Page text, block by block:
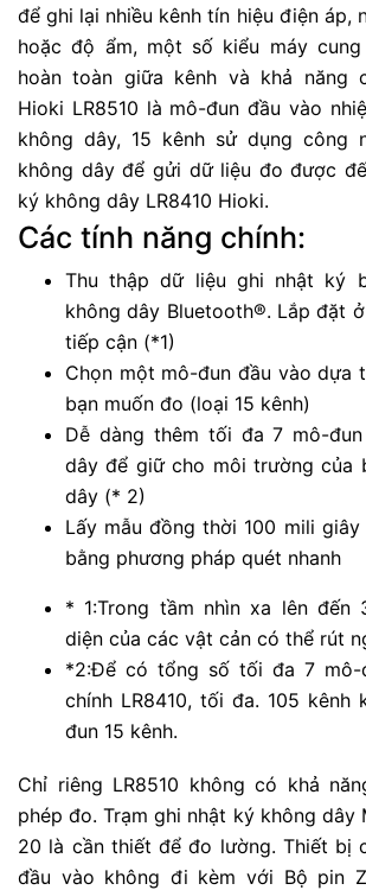
để ghi lại nhiều kênh tín hiệu điện áp,
hoặc độ ẩm, một số kiểu máy
hoàn toàn giữa kênh và khả năng
Hioki LR8510 là mô-đun đầu vào
không dây, 15 kênh sử dụng công
không dây để gửi dữ liệu đo được
ký không dây LR8410 Hioki.
Các tính năng chính:
Thu thập dữ liệu ghi nhật ký
không dây Bluetooth®. Lắp đặt
tiếp cận (*1)
Chọn một mô-đun đầu vào dựa
bạn muốn đo (loại 15 kênh)
Dễ dàng thêm tối đa 7 mô-
dây để giữ cho môi trường của
dây (* 2)
Lấy mẫu đồng thời 100 mili
bằng phương pháp quét nhanh
* 1:Trong tầm nhìn xa lên đến
diện của các vật cản có thể rút
*2:Để có tổng số tối đa 7 mô-
chính LR8410, tối đa. 105 kênh
đun 15 kênh.
Chỉ riêng LR8510 không có khả
phép đo. Trạm ghi nhật ký không dây
20 là cần thiết để đo lường. Thiết bị
đầu vào không đi kèm với Bộ pin